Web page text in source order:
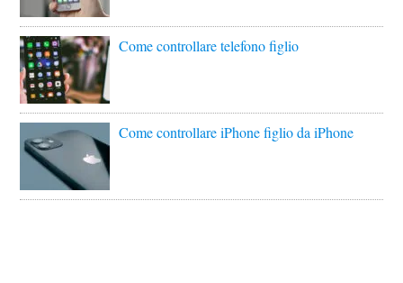
Come controllare telefono figlio
Come controllare iPhone figlio da iPhone